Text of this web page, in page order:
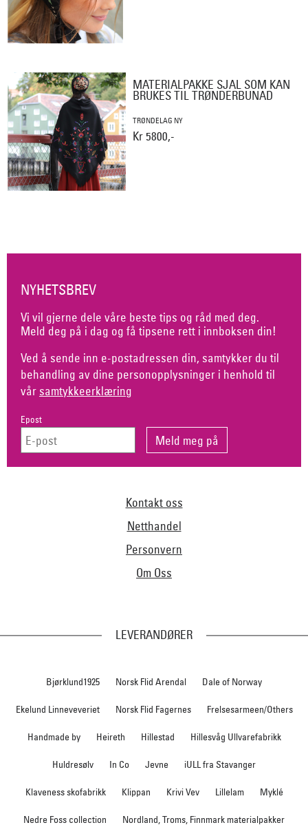
MATERIALPAKKE SJAL SOM KAN
BRUKES TIL TRØNDERBUNAD
TRØNDELAG NY
Kr 5800,-
NYHETSBREV
Vi vil gjerne dele våre beste tips og råd med deg.
Meld deg på i dag og få tipsene rett i innboksen din!
Ved å sende inn e-postadressen din, samtykker du til
behandling av dine personopplysninger i henhold til
vår samtykkeerklæring
Epost
Kontakt oss
Netthandel
Personvern
Om Oss
LEVERANDØRER
Bjørklund1925 Norsk Flid Arendal Dale of Norway
Ekelund Linneveveriet Norsk Flid Fagernes Frelsesarmeen/Others
Handmade by Heireth Hillestad Hillesvåg Ullvarefabrikk
Huldresølv In Co Jevne iULL fra Stavanger
Klaveness skofabrikk Klippan Krivi Vev Lillelam Myklé
Nedre Foss collection Nordland, Troms, Finnmark materialpakker